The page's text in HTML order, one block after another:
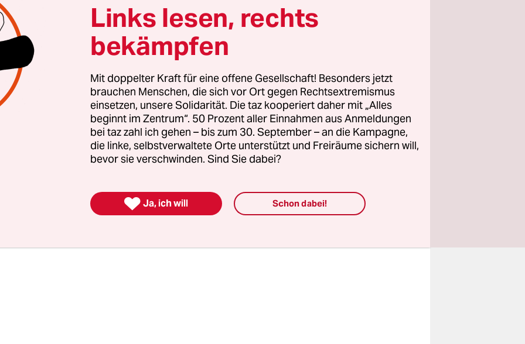
eine offensichtliche Ungerechtigkeit: Weil in Mecklenburg
Windräder gebaut werden, zahlen Kunden dort doppelt so
Netzentgelte für ihren Strom wie etwa in Baden-
Denn anders als die Vergütung für den Ökostrom, die
einheitlich auf die Stromverbraucher umgelegt wird,
für den Netzausbau, der mit der Energiewende
nur die Kunden in der jeweiligen Region.
und Osten des Landes wird darum besonders viel für die
gezahlt, im Westen und Südwesten hingegen besonders
Links lesen, rechts
bekämpfen
Mit doppelter Kraft für eine offene Gesellschaft! Besonders jetzt
brauchen Menschen, die sich vor Ort gegen Rechtsextremismus
einsetzen, unsere Solidarität. Die taz kooperiert daher mit „Alles
beginnt im Zentrum“. 50 Prozent aller Einnahmen aus Anmeldungen
bei taz zahl ich gehen – bis zum 30. September – an die Kampagne,
die linke, selbstverwaltete Orte unterstützt und Freiräume sichern will,
bevor sie verschwinden. Sind Sie dabei?
 Ja, ich will Schon dabei!